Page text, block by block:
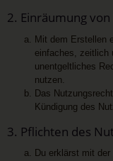
2. Einräumung
Mit dem Erstellen
einfaches, zeitlich
unentgeltliches
nutzen.
Das
Kündigung des
3. Pflichten des
Du erklärst mit